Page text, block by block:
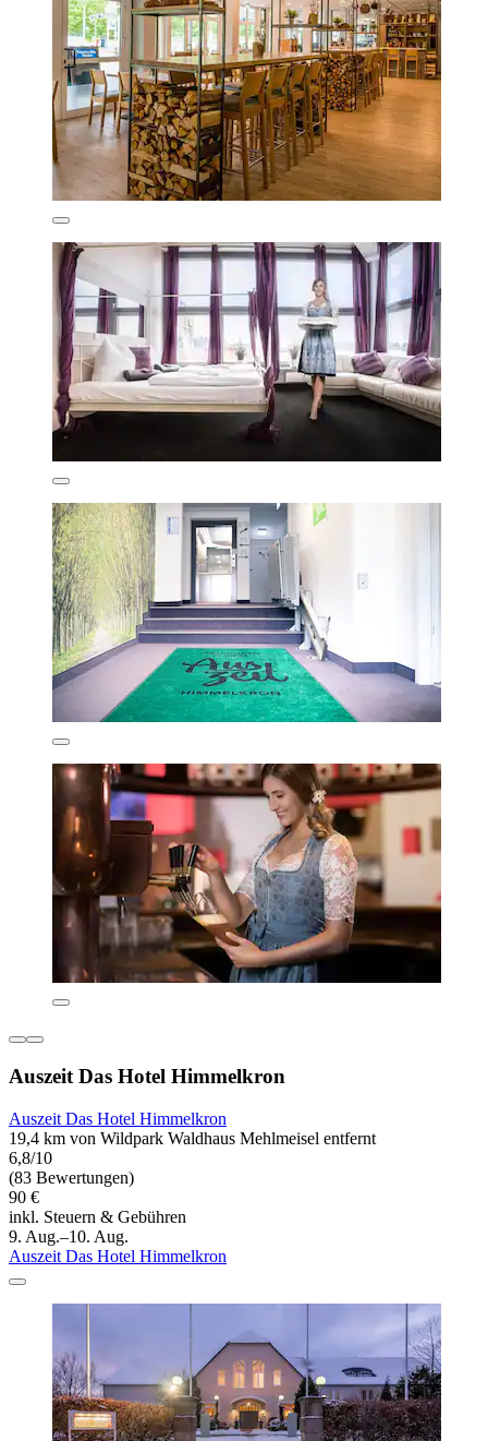
Auszeit Das Hotel Himmelkron
Auszeit Das Hotel Himmelkron
19,4 km von Wildpark Waldhaus Mehlmeisel entfernt
6,8/10
(83 Bewertungen)
90 €
inkl. Steuern & Gebühren
9. Aug.–10. Aug.
Auszeit Das Hotel Himmelkron